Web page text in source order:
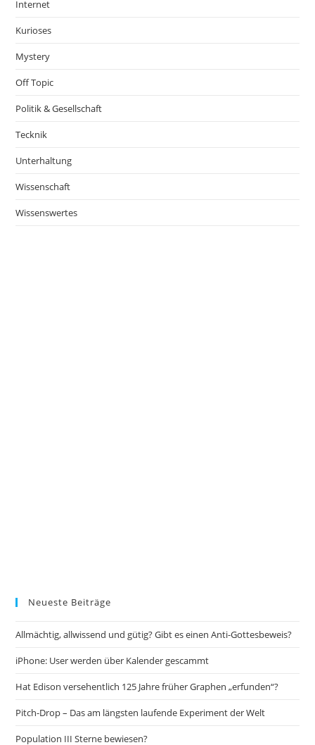
Internet
Kurioses
Mystery
Off Topic
Politik & Gesellschaft
Tecknik
Unterhaltung
Wissenschaft
Wissenswertes
Neueste Beiträge
Allmächtig, allwissend und gütig? Gibt es einen Anti-Gottesbeweis?
iPhone: User werden über Kalender gescammt
Hat Edison versehentlich 125 Jahre früher Graphen „erfunden“?
Pitch-Drop – Das am längsten laufende Experiment der Welt
Population III Sterne bewiesen?